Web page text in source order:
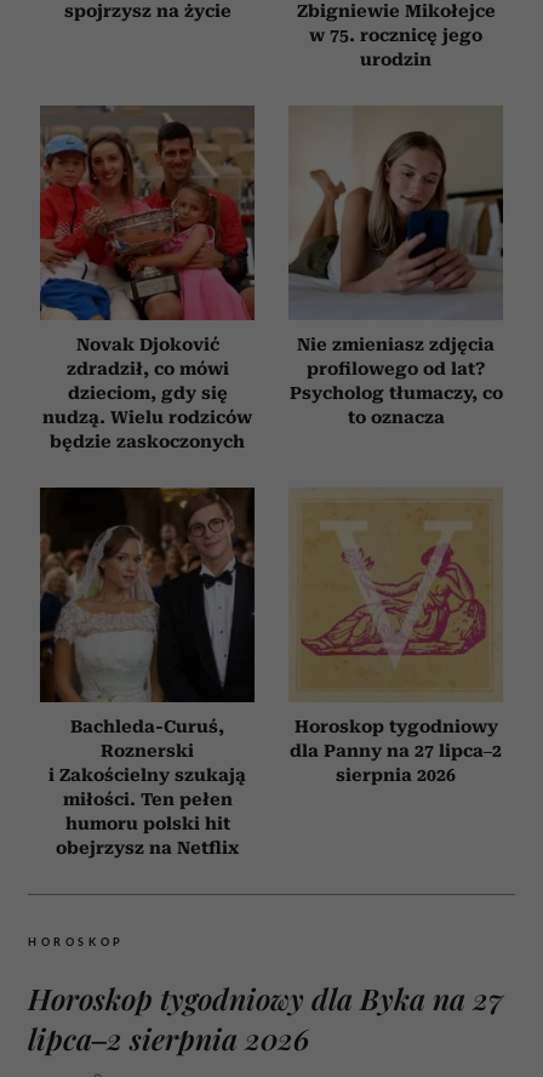
spojrzysz na życie
Zbigniewie Mikołejce
w 75. rocznicę jego
urodzin
Novak Djoković
zdradził, co mówi
dzieciom, gdy się
nudzą. Wielu rodziców
będzie zaskoczonych
Nie zmieniasz zdjęcia
profilowego od lat?
Psycholog tłumaczy, co
to oznacza
Bachleda-Curuś,
Roznerski
i Zakościelny szukają
miłości. Ten pełen
humoru polski hit
obejrzysz na Netflix
Horoskop tygodniowy
dla Panny na 27 lipca–2
sierpnia 2026
HOROSKOP
Horoskop tygodniowy dla Byka na 27
lipca–2 sierpnia 2026